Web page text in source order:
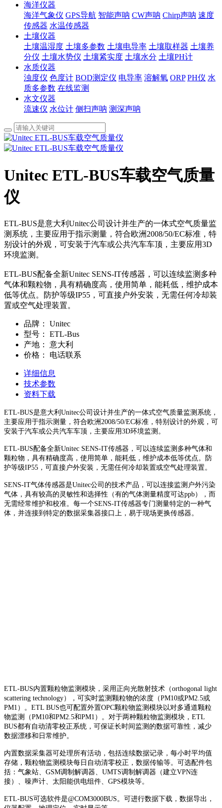
海洋仪器
海洋气象仪 GPS导航 智能声呐 CW声呐 Chirp声呐 速度
传感器 水温传感器
土壤仪器
土壤温湿度 土壤多参数 土壤电导率 土壤取样器 土壤养
分仪 土壤水势仪 土壤紧实度 土壤水分 土壤PH计
水质仪器
浊度仪 色度计 BOD测定仪 电导率 溶解氧 ORP PH仪 水
质多参数 在线监测
水文仪器
流速仪 水位计 侧扫声呐 测深声呐
Unitec ETL-BUS车载空气质量
仪
ETL-BUS是意大利Unitec公司设计并生产的一体式空气质量监
测系统，主要应用于指示测量，符合欧洲2008/50/EC标准，特
别设计的外观，可安装于汽车或公共汽车车顶，主要应用3D
环境监测。
ETL-BUS配备全新Unitec SENS-IT传感器，可以连续监测多种
气体和颗粒物，具有精确度高，使用简单，能耗低，维护成本
低等优点。防护等级IP55，可直接户外安装，无需任何冷却装
置或空气处理装置。
品牌：
Unitec
型号：
ETL-Bus
产地：
意大利
价格：
电话联系
详细信息
技术参数
资料下载
ETL-BUS是意大利Unitec公司设计并生产的一体式空气质量监测系统，
主要应用于指示测量，符合欧洲2008/50/EC标准，特别设计的外观，可
安装于汽车或公共汽车车顶，主要应用3D环境监测。
ETL-BUS配备全新Unitec SENS-IT传感器，可以连续监测多种气体和
颗粒物，具有精确度高，使用简单，能耗低，维护成本低等优点。防
护等级IP55，可直接户外安装，无需任何冷却装置或空气处理装置。
SENS-IT气体传感器是Unitec公司的技术产品，可以连接监测户外污染
气体，具有较高的灵敏性和选择性（有的气体测量精度可达ppb），而
无需经常维护和校准。每一个SENS-IT传感器专门测量特定的一种气
体，并连接到特定的数据采集器接口上，易于现场更换传感器。
ETL-BUS内置颗粒物监测模块，采用正向光散射技术（orthogonal light
scattering technology），可实时监测颗粒物的浓度（PM10或PM2.5或
PM1）。ETL BUS也可配置外置OPC颗粒物监测模块以对多通道颗粒
物监测（PM10和PM2.5和PM1）。对于两种颗粒物监测模块，ETL
BUS都有自动清零校正系统，可保证长时间监测的数据可靠性，减少
数据漂移和日常维护。
内置数据采集器可处理所有活动，包括连续数据记录，每小时平均值
存储，颗粒物监测模块每日自动清零校正，数据传输等。可选配件包
括：气象站、GSM调制解调器、UMTS调制解调器（建立VPN连
接）、噪声计、太阳能供电组件、GPS模块等。
ETL-BUS可选软件是@COM3000BUS。可进行数据下载，数据导出，